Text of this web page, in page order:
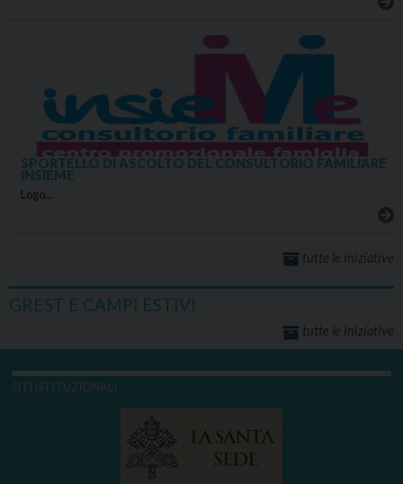
SPORTELLO DI ASCOLTO DEL CONSULTORIO FAMILIARE
INSIEME
Logo…
tutte le iniziative
GREST E CAMPI ESTIVI
tutte le iniziative
SITI ISTITUZIONALI